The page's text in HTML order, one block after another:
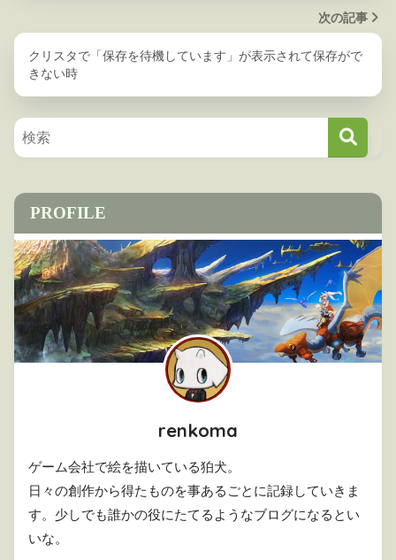
次の記事
クリスタで「保存を待機しています」が表示されて保存がで
きない時
PROFILE
renkoma
ゲーム会社で絵を描いている狛犬。
日々の創作から得たものを事あるごとに記録していきま
す。少しでも誰かの役にたてるようなブログになるとい
いな。